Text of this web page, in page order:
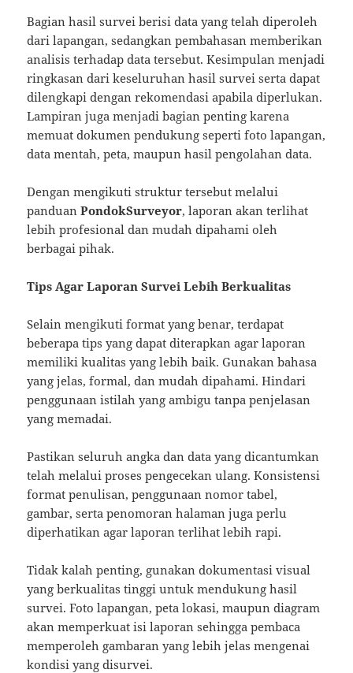
Bagian hasil survei berisi data yang telah diperoleh
dari lapangan, sedangkan pembahasan memberikan
analisis terhadap data tersebut. Kesimpulan menjadi
ringkasan dari keseluruhan hasil survei serta dapat
dilengkapi dengan rekomendasi apabila diperlukan.
Lampiran juga menjadi bagian penting karena
memuat dokumen pendukung seperti foto lapangan,
data mentah, peta, maupun hasil pengolahan data.
Dengan mengikuti struktur tersebut melalui
panduanPondokSurveyor, laporan akan terlihat
lebih profesional dan mudah dipahami oleh
berbagai pihak.
Tips Agar Laporan Survei Lebih Berkualitas
Selain mengikuti format yang benar, terdapat
beberapa tips yang dapat diterapkan agar laporan
memiliki kualitas yang lebih baik. Gunakan bahasa
yang jelas, formal, dan mudah dipahami. Hindari
penggunaan istilah yang ambigu tanpa penjelasan
yang memadai.
Pastikan seluruh angka dan data yang dicantumkan
telah melalui proses pengecekan ulang. Konsistensi
format penulisan, penggunaan nomor tabel,
gambar, serta penomoran halaman juga perlu
diperhatikan agar laporan terlihat lebih rapi.
Tidak kalah penting, gunakan dokumentasi visual
yang berkualitas tinggi untuk mendukung hasil
survei. Foto lapangan, peta lokasi, maupun diagram
akan memperkuat isi laporan sehingga pembaca
memperoleh gambaran yang lebih jelas mengenai
kondisi yang disurvei.